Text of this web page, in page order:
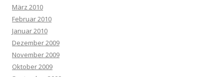
März 2010
Februar 2010
Januar 2010
Dezember 2009
November 2009
Oktober 2009